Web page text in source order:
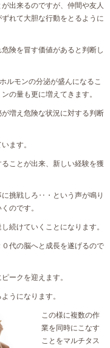
出来るのですが、仲間や友人
れて大胆な行動をとるように
険を冒す価値があると判断し
ルモンの分泌が盛んになるこ
の量も更に増えてきます。
増え危険な状況に対する判断
ます。
ことが出来、新しい経験を獲
挑戦しろ‥・という声が鳴り
のです。
続けていくことになります。
代の脳へと成長を遂げるので
ークを迎えます。
うになります。
この様に複数の作
業を同時にこなす
ことをマルチタス